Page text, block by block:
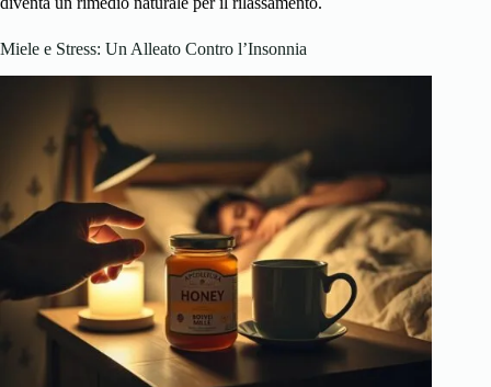
Miele e Stress: Un Alleato Contro l’Insonnia